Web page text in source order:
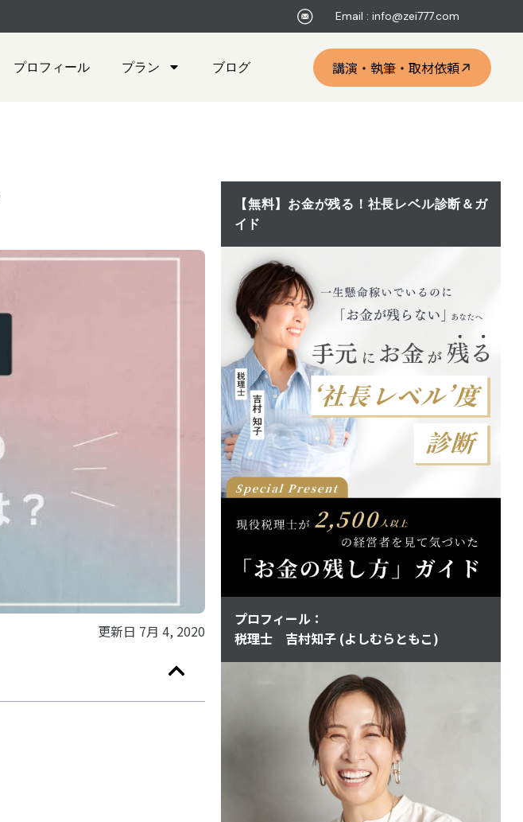
Email : info@zei777.com
プロフィール プラン ブログ 講演・執筆・取材依頼
更新日 7月 4, 2020
【無料】お金が残る！社長レベル診断＆ガ
イド
プロフィール：
税理士 吉村知子 (よしむらともこ)